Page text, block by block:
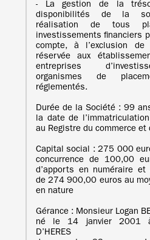
- La gestion de la
disponibilités de la
réalisation de tous
investissements financiers
compte, à l’exclusion
réservée aux
entreprises
organismes de
réglementés.
Durée de la Société : 99
la date de
au Registre du commerce et
Capital social : 275 000
concurrence de 100,00
d’apports en numéraire et
de 274 900,00 euros au
en nature
Gérance : Monsieur Logan
né le 14 janvier 2001 à
D’HERES